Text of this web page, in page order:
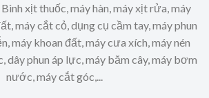
xịt thuốc, máy hàn, máy xịt rửa, máy
máy cắt cỏ, dụng cụ cầm tay, máy phun
máy khoan đất, máy cưa xích, máy nén
dây phun áp lực, máy băm cây, máy bơm
nước, máy cắt góc,...